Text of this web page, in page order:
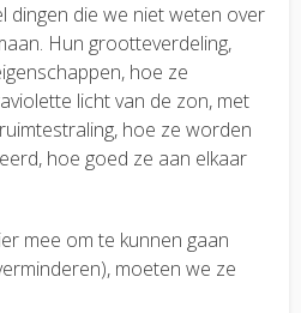
dingen die we niet weten over
Hun grootteverdeling,
hoe ze
licht van de zon, met
hoe ze worden
hoe goed ze aan elkaar
mee om te kunnen gaan
moeten we ze